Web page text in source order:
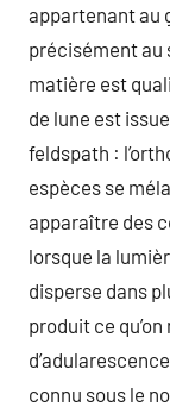
appartenant au
précisément au
matière est
de lune est
feldspath :
espèces se
apparaître des
lorsque la
disperse dans
produit ce
connu sous le